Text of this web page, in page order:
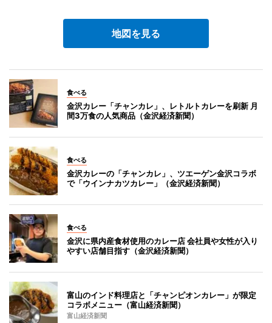
地図を見る
食べる
金沢カレー「チャンカレ」、レトルトカレーを刷新 月
間3万食の人気商品（金沢経済新聞）
食べる
金沢カレーの「チャンカレ」、ツエーゲン金沢コラボ
で「ウインナカツカレー」（金沢経済新聞）
食べる
金沢に県内産食材使用のカレー店 会社員や女性が入り
やすい店舗目指す（金沢経済新聞）
富山のインド料理店と「チャンピオンカレー」が限定
コラボメニュー（富山経済新聞）
富山経済新聞